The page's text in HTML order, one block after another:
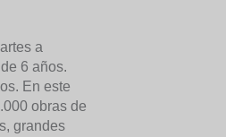
a
6 años.
En este
obras de
grandes